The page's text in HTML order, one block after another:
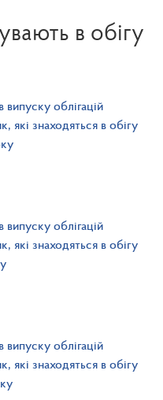
в обігу
облігацій
які знаходяться в обігу
облігацій
які знаходяться в обігу
облігацій
які знаходяться в обігу